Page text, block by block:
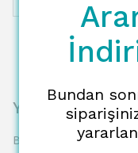
Yorumlar
Bu ürün için henüz
Bundan